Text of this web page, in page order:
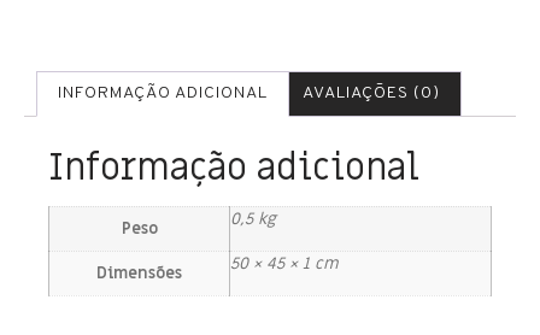
INFORMAÇÃO ADICIONAL AVALIAÇÕES (0)
Informação adicional
Peso 0,5 kg
Dimensões 50 × 45 × 1 cm